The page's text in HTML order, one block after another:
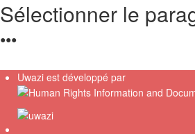
Sélectionner le
●●●
Uwazi est développé par